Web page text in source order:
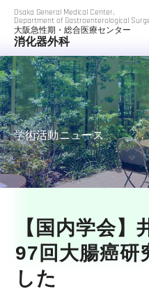
Osaka General Medical Center,
Department of Gastroenterological
大阪急性期・総合医療センター
消化器外科
学術活動ニュース
【国内学会】
97回大腸癌研
した